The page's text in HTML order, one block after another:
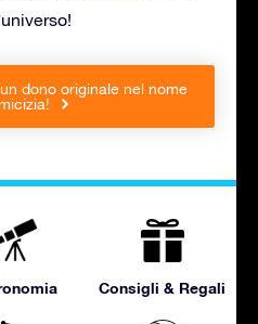
dono originale nel nome
Consigli & Regali